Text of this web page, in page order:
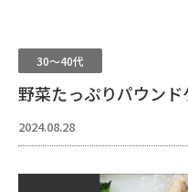
30～40代
野菜たっぷりパウン
2024.08.28